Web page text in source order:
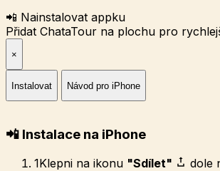
📲 Nainstalovat appku
Přidat ChataTour na plochu pro
×
Instalovat Návod pro iPhone
📲 Instalace na iPhone
1Klepni na ikonu "Sdílet"
dole